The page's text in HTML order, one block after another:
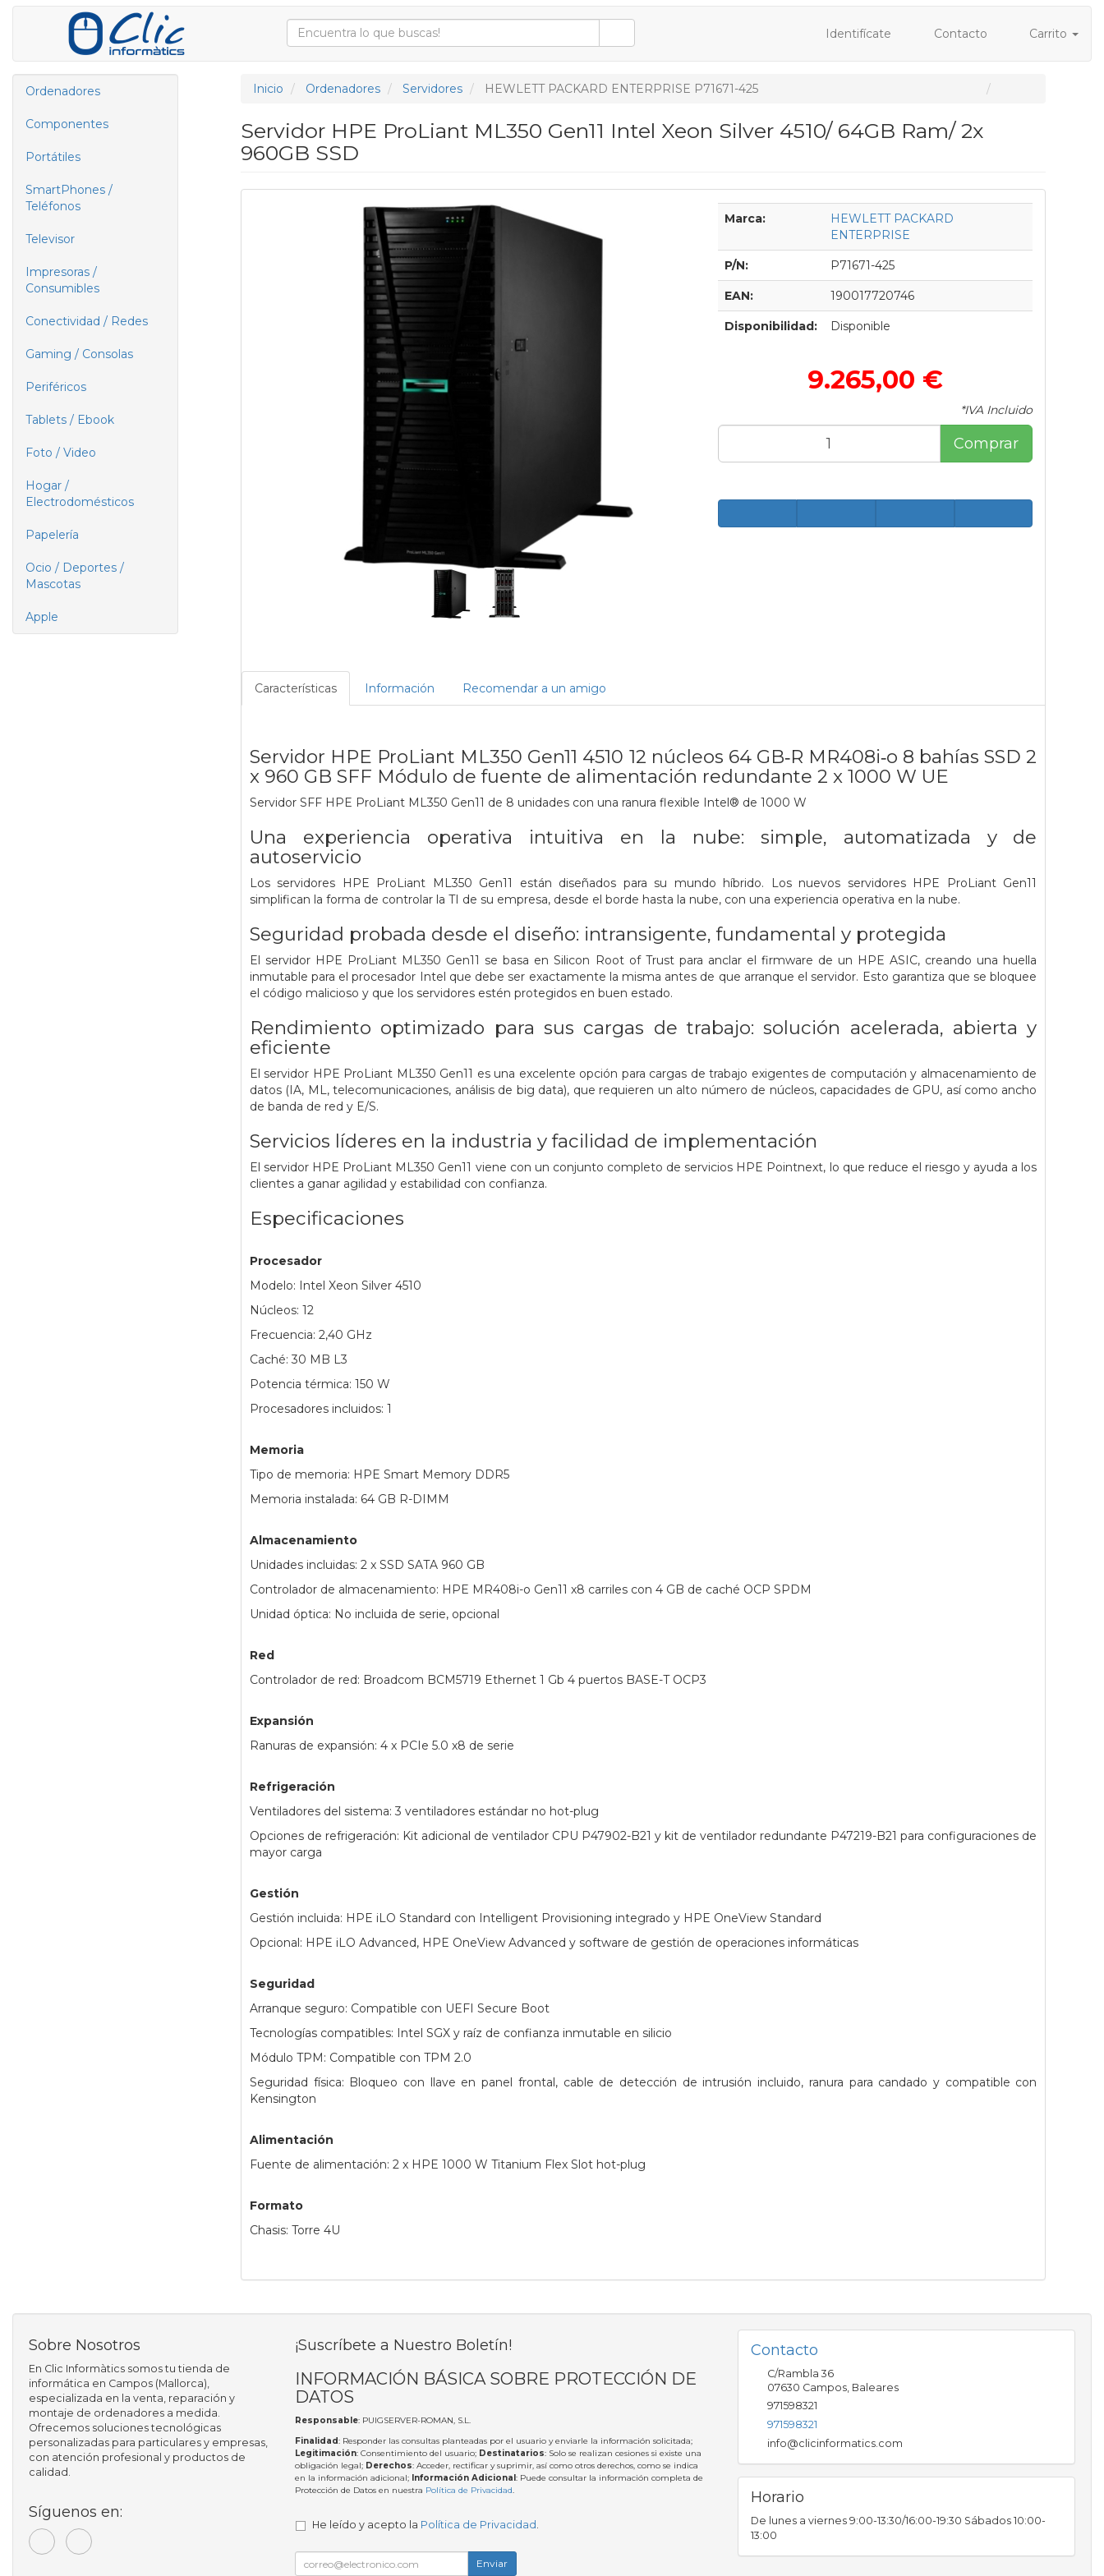
Identifícate Contacto Carrito
Ordenadores
Componentes
Portátiles
SmartPhones /
Teléfonos
Televisor
Impresoras /
Consumibles
Conectividad / Redes
Gaming / Consolas
Periféricos
Tablets / Ebook
Foto / Video
Hogar /
Electrodomésticos
Papelería
Ocio / Deportes /
Mascotas
Apple
Inicio Ordenadores Servidores HEWLETT PACKARD ENTERPRISE P71671-425
Servidor HPE ProLiant ML350 Gen11 Intel Xeon Silver 4510/ 64GB Ram/ 2x
960GB SSD
Marca:
HEWLETT PACKARD
ENTERPRISE
P/N: P71671-425
EAN: 190017720746
Disponibilidad: Disponible
9.265,00 €
*IVA Incluido
Comprar
Características Información Recomendar a un amigo
Servidor HPE ProLiant ML350 Gen11 4510 12 núcleos 64 GB‑R MR408i‑o 8 bahías SSD 2
x 960 GB SFF Módulo de fuente de alimentación redundante 2 x 1000 W UE
Servidor SFF HPE ProLiant ML350 Gen11 de 8 unidades con una ranura flexible Intel® de 1000 W
Una experiencia operativa intuitiva en la nube: simple, automatizada y de
autoservicio
Los servidores HPE ProLiant ML350 Gen11 están diseñados para su mundo híbrido. Los nuevos servidores HPE ProLiant Gen11
simplifican la forma de controlar la TI de su empresa, desde el borde hasta la nube, con una experiencia operativa en la nube.
Seguridad probada desde el diseño: intransigente, fundamental y protegida
El servidor HPE ProLiant ML350 Gen11 se basa en Silicon Root of Trust para anclar el firmware de un HPE ASIC, creando una huella
inmutable para el procesador Intel que debe ser exactamente la misma antes de que arranque el servidor. Esto garantiza que se bloquee
el código malicioso y que los servidores estén protegidos en buen estado.
Rendimiento optimizado para sus cargas de trabajo: solución acelerada, abierta y
eficiente
El servidor HPE ProLiant ML350 Gen11 es una excelente opción para cargas de trabajo exigentes de computación y almacenamiento de
datos (IA, ML, telecomunicaciones, análisis de big data), que requieren un alto número de núcleos, capacidades de GPU, así como ancho
de banda de red y E/S.
Servicios líderes en la industria y facilidad de implementación
El servidor HPE ProLiant ML350 Gen11 viene con un conjunto completo de servicios HPE Pointnext, lo que reduce el riesgo y ayuda a los
clientes a ganar agilidad y estabilidad con confianza.
Especificaciones
Procesador
Modelo: Intel Xeon Silver 4510
Núcleos: 12
Frecuencia: 2,40 GHz
Caché: 30 MB L3
Potencia térmica: 150 W
Procesadores incluidos: 1
Memoria
Tipo de memoria: HPE Smart Memory DDR5
Memoria instalada: 64 GB R-DIMM
Almacenamiento
Unidades incluidas: 2 x SSD SATA 960 GB
Controlador de almacenamiento: HPE MR408i-o Gen11 x8 carriles con 4 GB de caché OCP SPDM
Unidad óptica: No incluida de serie, opcional
Red
Controlador de red: Broadcom BCM5719 Ethernet 1 Gb 4 puertos BASE-T OCP3
Expansión
Ranuras de expansión: 4 x PCIe 5.0 x8 de serie
Refrigeración
Ventiladores del sistema: 3 ventiladores estándar no hot-plug
Opciones de refrigeración: Kit adicional de ventilador CPU P47902-B21 y kit de ventilador redundante P47219-B21 para configuraciones de
mayor carga
Gestión
Gestión incluida: HPE iLO Standard con Intelligent Provisioning integrado y HPE OneView Standard
Opcional: HPE iLO Advanced, HPE OneView Advanced y software de gestión de operaciones informáticas
Seguridad
Arranque seguro: Compatible con UEFI Secure Boot
Tecnologías compatibles: Intel SGX y raíz de confianza inmutable en silicio
Módulo TPM: Compatible con TPM 2.0
Seguridad física: Bloqueo con llave en panel frontal, cable de detección de intrusión incluido, ranura para candado y compatible con
Kensington
Alimentación
Fuente de alimentación: 2 x HPE 1000 W Titanium Flex Slot hot-plug
Formato
Chasis: Torre 4U
Sobre Nosotros
En Clic Informàtics somos tu tienda de
informática en Campos (Mallorca),
especializada en la venta, reparación y
montaje de ordenadores a medida.
Ofrecemos soluciones tecnológicas
personalizadas para particulares y empresas,
con atención profesional y productos de
calidad.
Síguenos en:
¡Suscríbete a Nuestro Boletín!
INFORMACIÓN BÁSICA SOBRE PROTECCIÓN DE
DATOS
Responsable: PUIGSERVER-ROMAN, S.L.
Finalidad: Responder las consultas planteadas por el usuario y enviarle la información solicitada;
Legitimación: Consentimiento del usuario; Destinatarios: Solo se realizan cesiones si existe una
obligación legal; Derechos: Acceder, rectificar y suprimir, así como otros derechos, como se indica
en la información adicional; Información Adicional : Puede consultar la información completa de
Protección de Datos en nuestra Política de Privacidad.
He leído y acepto la Política de Privacidad .
Enviar
Contacto
C/Rambla 36
07630 Campos, Baleares
971598321
971598321
info@clicinformatics.com
Horario
De lunes a viernes 9:00-13:30/16:00-19:30 Sábados 10:00-
13:00